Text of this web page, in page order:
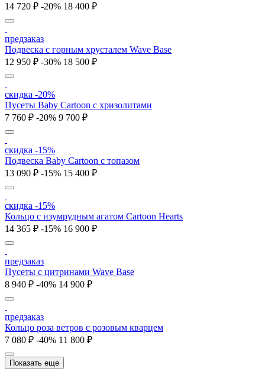
14 720 ₽ -20% 18 400 ₽
предзаказ
Подвеска с горным хрусталем Wave Base
12 950 ₽ -30% 18 500 ₽
скидка -20%
Пусеты Baby Cartoon с хризолитами
7 760 ₽ -20% 9 700 ₽
скидка -15%
Подвеска Baby Cartoon с топазом
13 090 ₽ -15% 15 400 ₽
скидка -15%
Кольцо c изумрудным агатом Cartoon Hearts
14 365 ₽ -15% 16 900 ₽
предзаказ
Пусеты с цитринами Wave Base
8 940 ₽ -40% 14 900 ₽
предзаказ
Кольцо роза ветров с розовым кварцем
7 080 ₽ -40% 11 800 ₽
Показать еще